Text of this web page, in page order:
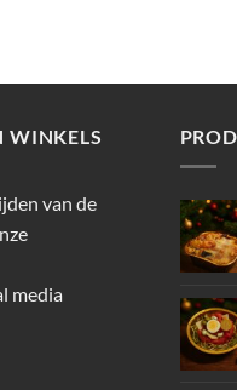
WINKELS
van de
media